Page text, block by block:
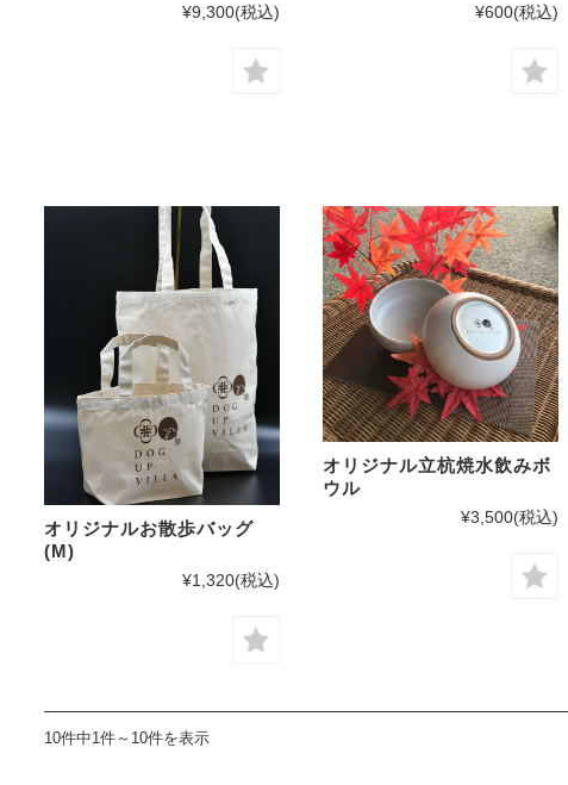
¥9,300(税込) ¥600(税込)
オリジナルお散歩バッグ
(M)
¥1,320(税込)
オリジナル立杭焼水飲みボ
ウル
¥3,500(税込)
10件中1件～10件を表示